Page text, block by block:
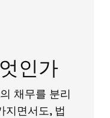
인가
채무를 분리
지면서도, 법